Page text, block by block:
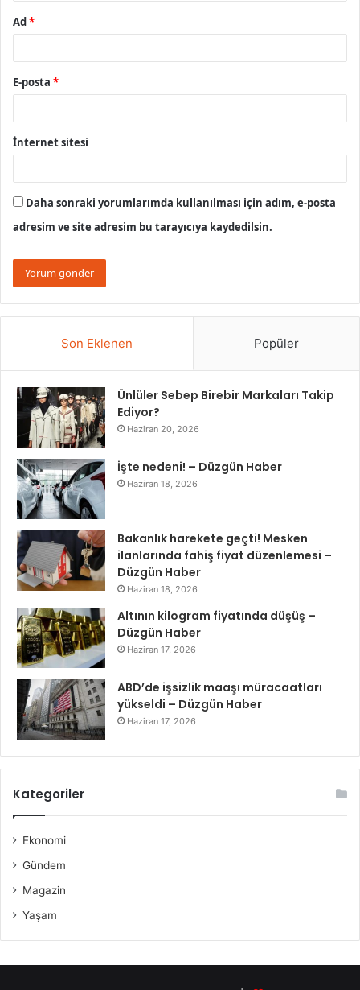
Ad*
E-posta *
İnternet sitesi
Daha sonraki yorumlarımda kullanılması için adım, e-posta
adresim ve site adresim bu tarayıcıya kaydedilsin.
Son Eklenen Popüler
Ünlüler Sebep Birebir Markaları Takip
Ediyor?
Haziran 20, 2026
İşte nedeni! – Düzgün Haber
Haziran 18, 2026
Bakanlık harekete geçti! Mesken
ilanlarında fahiş fiyat düzenlemesi –
Düzgün Haber
Haziran 18, 2026
Altının kilogram fiyatında düşüş –
Düzgün Haber
Haziran 17, 2026
ABD’de işsizlik maaşı müracaatları
yükseldi – Düzgün Haber
Haziran 17, 2026
Kategoriler
Ekonomi
Gündem
Magazin
Yaşam